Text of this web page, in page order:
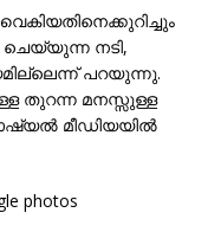
ചെയ്യുന്ന നടി,
പറയുന്നു.
തുറന്ന മനസ്സുള്ള
മീഡിയയിൽ
photos